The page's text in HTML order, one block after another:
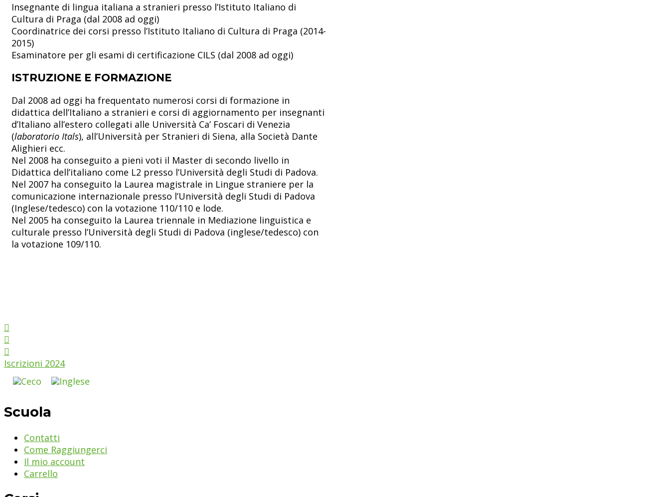
Insegnante di lingua italiana a stranieri presso l’Istituto Italiano di
Cultura di Praga (dal 2008 ad oggi)
Coordinatrice dei corsi presso l’Istituto Italiano di Cultura di Praga (2014-
2015)
Esaminatore per gli esami di certificazione CILS (dal 2008 ad oggi)
ISTRUZIONE E FORMAZIONE
Dal 2008 ad oggi ha frequentato numerosi corsi di formazione in
didattica dell’Italiano a stranieri e corsi di aggiornamento per insegnanti
d’Italiano all’estero collegati alle Università Ca’ Foscari di Venezia
(laboratorio Itals), all’Università per Stranieri di Siena, alla Società Dante
Alighieri ecc.
Nel 2008 ha conseguito a pieni voti il Master di secondo livello in
Didattica dell’italiano come L2 presso l’Università degli Studi di Padova.
Nel 2007 ha conseguito la Laurea magistrale in Lingue straniere per la
comunicazione internazionale presso l’Università degli Studi di Padova
(Inglese/tedesco) con la votazione 110/110 e lode.
Nel 2005 ha conseguito la Laurea triennale in Mediazione linguistica e
culturale presso l’Università degli Studi di Padova (inglese/tedesco) con
la votazione 109/110.
Iscrizioni 2024
Scuola
Contatti
Come Raggiungerci
Il mio account
Carrello